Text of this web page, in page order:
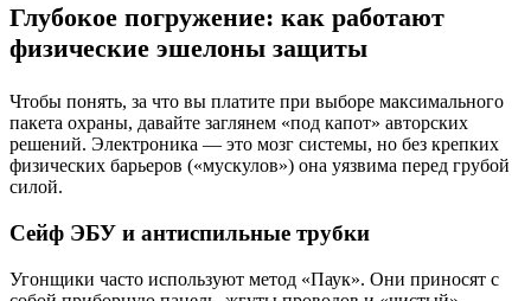
Глубокое погружение: как работают
физические эшелоны защиты
Чтобы понять, за что вы платите при выборе максимального
пакета охраны, давайте заглянем «под капот» авторских
решений. Электроника — это мозг системы, но без крепких
физических барьеров («мускулов») она уязвима перед грубой
силой.
Сейф ЭБУ и антиспильные трубки
Угонщики часто используют метод «Паук». Они приносят с